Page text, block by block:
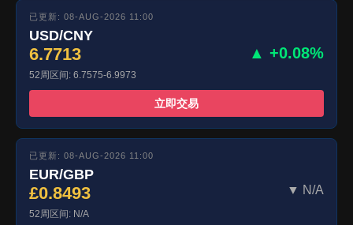
已更新: 08-AUG-2026 11:00
USD/CNY
6.7713 ▲ +0.08%
52周区间: 6.7575-6.9973
立即交易
已更新: 08-AUG-2026 11:00
EUR/GBP
£0.8493 ▼ N/A
52周区间: N/A